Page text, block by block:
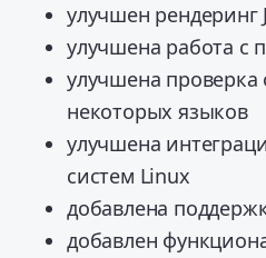
улучшен рендеринг
улучшена работа с
улучшена
некоторых языков
улучшена
систем Linux
добавлена
добавлен